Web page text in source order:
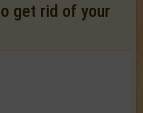
get rid of your